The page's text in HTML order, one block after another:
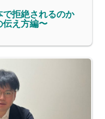
拒絶されるのか
え方編〜